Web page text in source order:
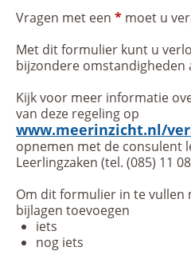
Vragen met een * moet u
Met dit formulier kunt u
bijzondere omstandigheden
Kijk voor meer informatie
van deze regeling op
www.meerinzicht.nl/
opnemen met de consulent
Leerlingzaken (tel. (085) 11
Om dit formulier in te vullen
bijlagen toevoegen
iets
nog iets